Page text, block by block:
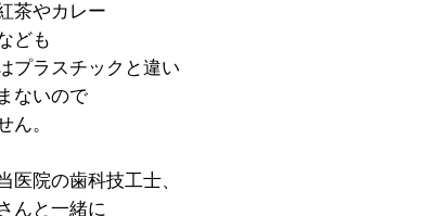
茶やカレー
ども
プラスチックと違い
ないので
ん。
医院の歯科技工士、
んと一緒に